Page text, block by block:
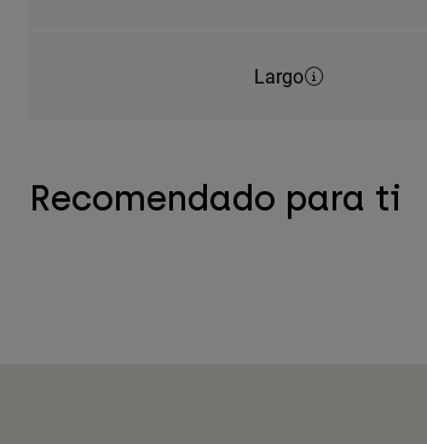
Largo
Recomendado para ti